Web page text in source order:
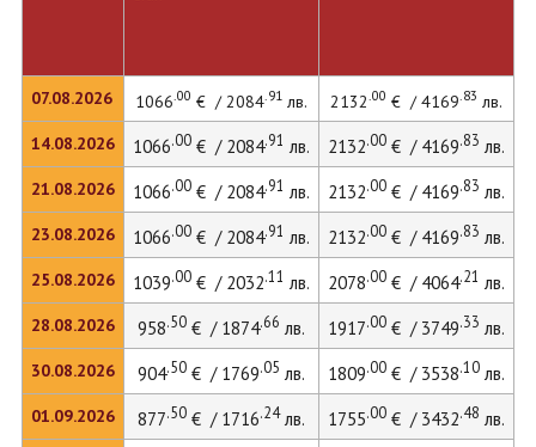
07.08.2026
14.08.2026
21.08.2026
23.08.2026
25.08.2026
28.08.2026
30.08.2026
01.09.2026
1066.00 € / 2084.91лв. 2132.00 € / 4169.83 лв.
1066.00€ / 2084.91 лв. 2132.00€ / 4169.83 лв.
1066.00€ / 2084.91 лв. 2132.00€ / 4169.83 лв.
1066.00€ / 2084.91 лв. 2132.00€ / 4169.83 лв.
1039.00€ / 2032.11 лв. 2078.00€ / 4064.21 лв.
958.50€ / 1874.66 лв. 1917.00€ / 3749.33 лв.
904.50€ / 1769.05 лв. 1809.00€ / 3538.10лв.
877.50€ / 1716.24лв. 1755.00€ / 3432.48 лв.